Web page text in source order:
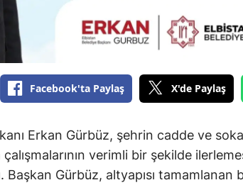
Facebook'ta Paylaş X'de Paylaş
Erkan Gürbüz, şehrin cadde ve
verimli bir şekilde
Başkan Gürbüz, altyapısı tamamlanan